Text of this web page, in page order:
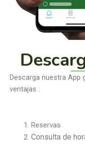
Descarga nuestra
ventajas :
Reservas
Consulta de